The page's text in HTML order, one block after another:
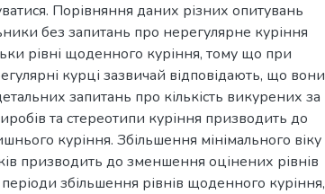
Порівняння даних різних опитувань
без запитань про нерегулярне куріння
рівні щоденного куріння, тому що при
курці зазвичай відповідають, що вони
запитань про кількість викурених за
та стереотипи куріння призводить до
куріння. Збільшення мінімального віку
призводить до зменшення оцінених рівнів
збільшення рівнів щоденного куріння,